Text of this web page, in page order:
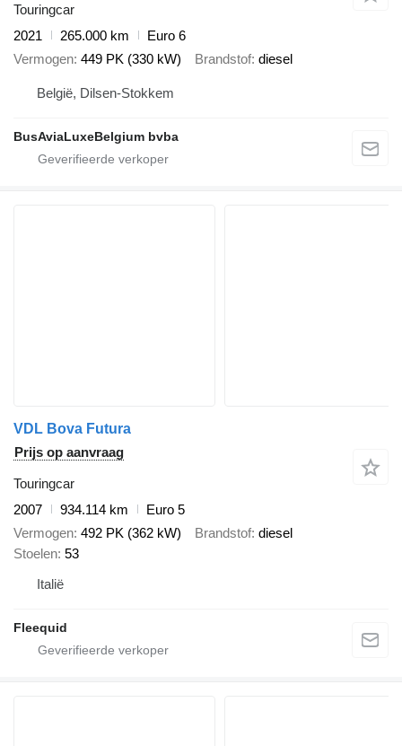
Touringcar
2021
265.000 km
Euro 6
Vermogen 449 PK (330 kW) Brandstof diesel
België, Dilsen-Stokkem
BusAviaLuxeBelgium bvba
VDL Bova Futura
Prijs op aanvraag
Touringcar
2007
934.114 km
Euro 5
Vermogen 492 PK (362 kW) Brandstof diesel
Stoelen 53
Italië
Fleequid